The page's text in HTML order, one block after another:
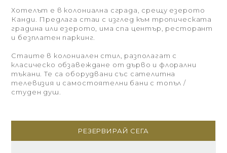
Хотелът е в колониална сграда, срещу езерото
Канди. Предлага стаи с изглед към тропическата
градина или езерото, има спа център, ресторант
и безплатен паркинг.
Стаите в колониален стил, разполагат с
класическо обзавеждане от дърво и флорални
тъкани. Те са оборудвани със сателитна
телевизия и самостоятелни бани с топъл /
студен душ.
РЕЗЕРВИРАЙ СЕГА